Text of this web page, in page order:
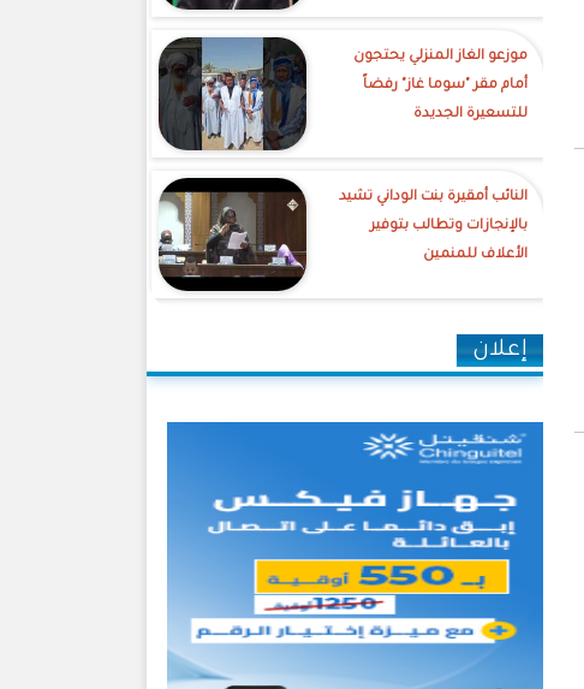
موزعو الغاز المنزلي يحتجون
أمام مقر "سوما غاز" رفضاً
للتسعيرة الجديدة
النائب أمقيرة بنت الوداني تشيد
بالإنجازات وتطالب بتوفير
الأعلاف للمنمين
إعلان